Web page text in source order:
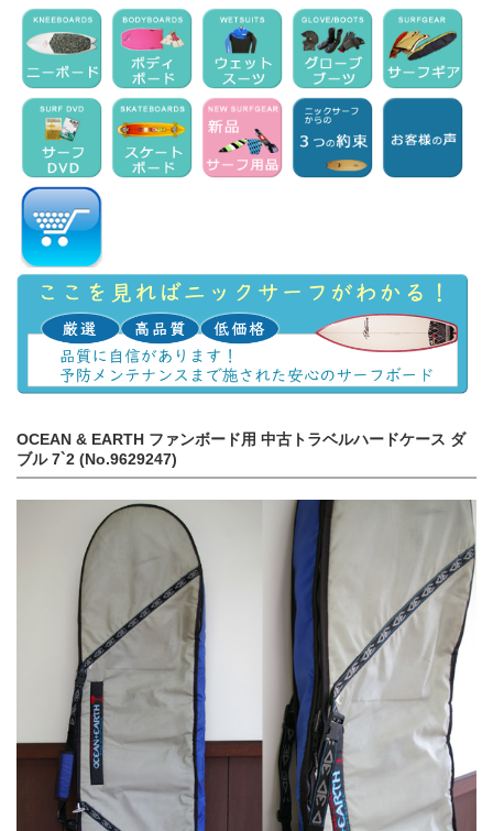
OCEAN & EARTH ファンボード用 中古トラベルハードケース ダ
ブル 7`2 (No.9629247)